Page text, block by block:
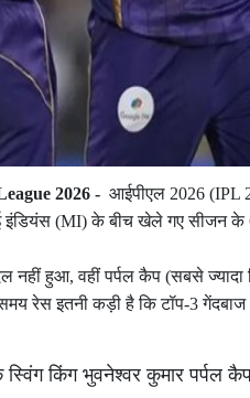
2026 - आईपीएल 2026 (IPL
इंडियंस (MI) के बीच खेले गए सीजन
हुआ, वहीं पर्पल कैप (सबसे ज्यादा
रेस इतनी कड़ी है कि टॉप-3
किंग भुवनेश्वर कुमार पर्पल